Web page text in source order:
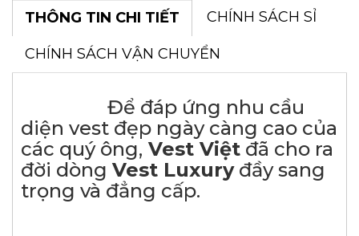
THÔNG TIN CHI TIẾT CHÍNH SÁCH SỈ
CHÍNH SÁCH VẬN CHUYỂN
Để đáp ứng nhu cầu
diện vest đẹp ngày càng cao của
các quý ông, Vest Việt đã cho ra
đời dòng Vest Luxuryđầy sang
trọng và đẳng cấp.